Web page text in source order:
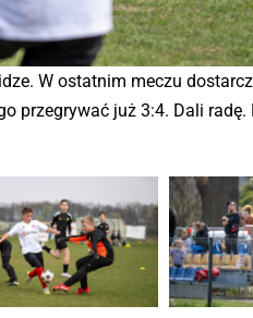
W ostatnim meczu
przegrywać już 3:4. Dali